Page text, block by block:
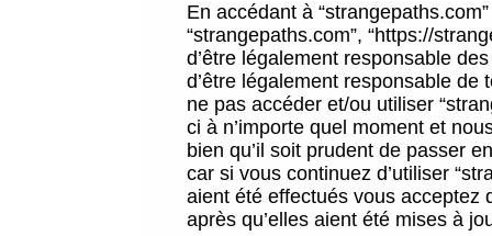
En accédant à
“strangepaths.com”, “https://
d’être légalement responsable
d’être légalement responsable
ne pas accéder et/ou utiliser
ci à n’importe quel moment et
bien qu’il soit prudent de passer
car si vous continuez d’utiliser
aient été effectués vous acceptez
après qu’elles aient été mises à